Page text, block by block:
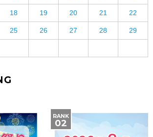
18 19 20 21 22
25 26 27 28 29